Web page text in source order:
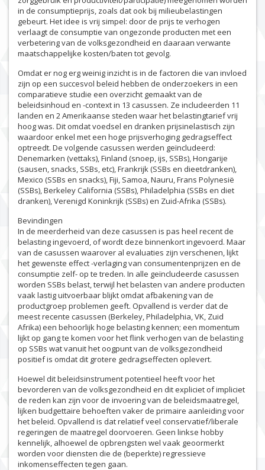
in de consumptieprijs, zoals dat ook bij milieubelastingen
gebeurt. Het idee is vrij simpel: door de prijs te verhogen
verlaagt de consumptie van ongezonde producten met een
verbetering van de volksgezondheid en daaraan verwante
maatschappelijke kosten/baten tot gevolg.
Omdat er nog erg weinig inzicht is in de factoren die van invloed
zijn op een succesvol beleid hebben de onderzoekers in een
comparatieve studie een overzicht gemaakt van de
beleidsinhoud en -context in 13 casussen. Ze includeerden 11
landen en 2 Amerikaanse steden waar het belastingtarief vrij
hoog was. Dit omdat voedsel en dranken prijsinelastisch zijn
waardoor enkel met een hoge prijsverhoging gedragseffect
optreedt. De volgende casussen werden geïncludeerd:
Denemarken (vettaks), Finland (snoep, ijs, SSBs), Hongarije
(sausen, snacks, SSBs, etc), Frankrijk (SSBs en dieetdranken),
Mexico (SSBs en snacks), Fiji, Samoa, Nauru, Frans Polynesië
(SSBs), Berkeley California (SSBs), Philadelphia (SSBs en diet
dranken), Verenigd Koninkrijk (SSBs) en Zuid-Afrika (SSBs).
Bevindingen
In de meerderheid van deze casussen is pas heel recent de
belasting ingevoerd, of wordt deze binnenkort ingevoerd. Maar
van de casussen waarover al evaluaties zijn verschenen, lijkt
het gewenste effect -verlaging van consumentenprijzen en de
consumptie zelf- op te treden. In alle geïncludeerde casussen
worden SSBs belast, terwijl het belasten van andere producten
vaak lastig uitvoerbaar blijkt omdat afbakening van de
productgroep problemen geeft. Opvallend is verder dat de
meest recente casussen (Berkeley, Philadelphia, VK, Zuid
Afrika) een behoorlijk hoge belasting kennen; een momentum
lijkt op gang te komen voor het flink verhogen van de belasting
op SSBs wat vanuit het oogpunt van de volksgezondheid
positief is omdat dit grotere gedragseffecten oplevert.
Hoewel dit beleidsinstrument potentieel heeft voor het
bevorderen van de volksgezondheid en dit expliciet of impliciet
de reden kan zijn voor de invoering van de beleidsmaatregel,
lijken budgettaire behoeften vaker de primaire aanleiding voor
het beleid. Opvallend is dat relatief veel conservatief/liberale
regeringen de maatregel doorvoeren. Geen linkse hobby
kennelijk, alhoewel de opbrengsten wel vaak geoormerkt
worden voor diensten die de (beperkte) regressieve
inkomenseffecten tegen gaan.